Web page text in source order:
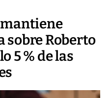
Roberto
5 % de las